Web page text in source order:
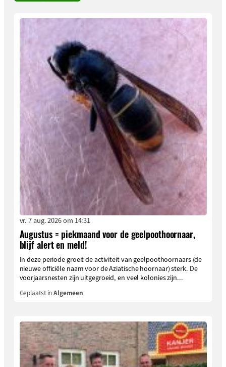
vr. 7 aug. 2026 om 14:31
Augustus = piekmaand voor de geelpoothoornaar,
blijf alert en meld!
In deze periode groeit de activiteit van geelpoothoornaars (de
nieuwe officiële naam voor de Aziatische hoornaar) sterk. De
voorjaarsnesten zijn uitgegroeid, en veel kolonies zijn...
Geplaatst inAlgemeen